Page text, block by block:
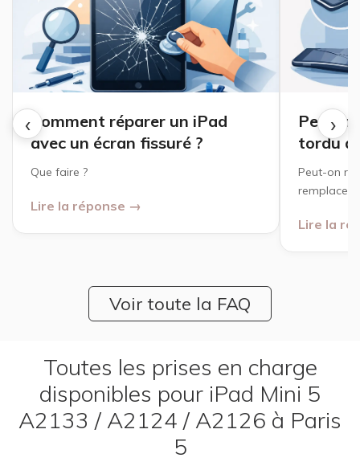
‹ ›
Comment réparer un iPad
avec un écran fissuré ?
Que faire ?
Lire la réponse →
Peut-
tordu
Peut-on
remplacer ?
Lire la
Voir toute la FAQ
Toutes les prises en charge
disponibles pour iPad Mini 5
A2133 / A2124 / A2126 à Paris
5